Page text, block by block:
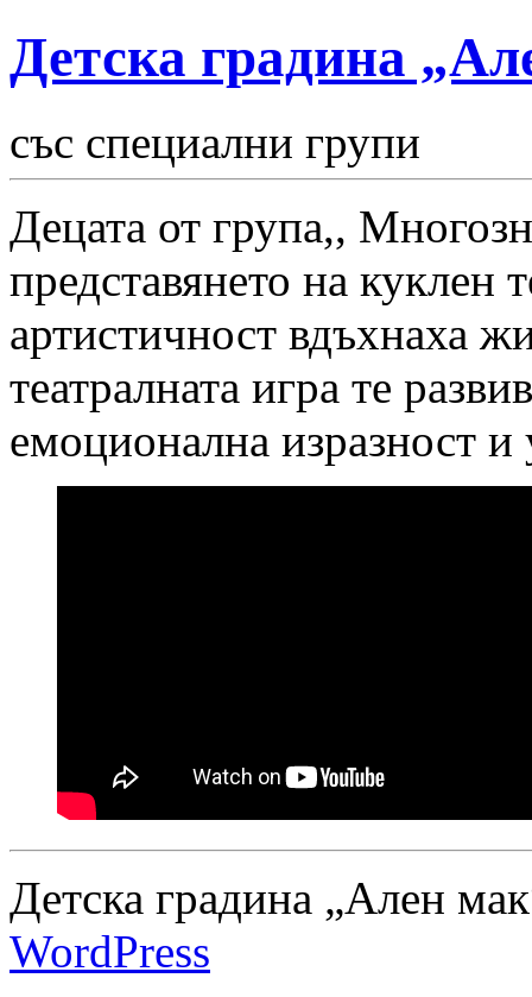
Детска градина
със специални групи
Децата от група,,
представянето на куклен
артистичност вдъхнаха
театралната игра те
емоционална изразност
Детска градина „Ален
WordPress